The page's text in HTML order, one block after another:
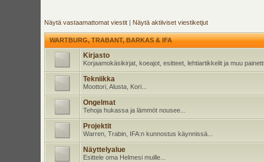
Näytä vastaamattomat viestit| Näytä aktiiviset viestiketjut
WARTBURG, TRABANT, BARKAS & IFA
Kirjasto
Korjaamokäsikirjat, koeajot, esitteet, lehtiartikkelit ja muu
Tekniikka
Moottori, Alusta, Kori...
Ongelmat
Tehoja hukassa ja lämmöt nousee...
Projektit
Warren, Trabin, IFA:n kunnostus käynnissä...
Näyttelyalue
Esittele oma Helmesi muille...